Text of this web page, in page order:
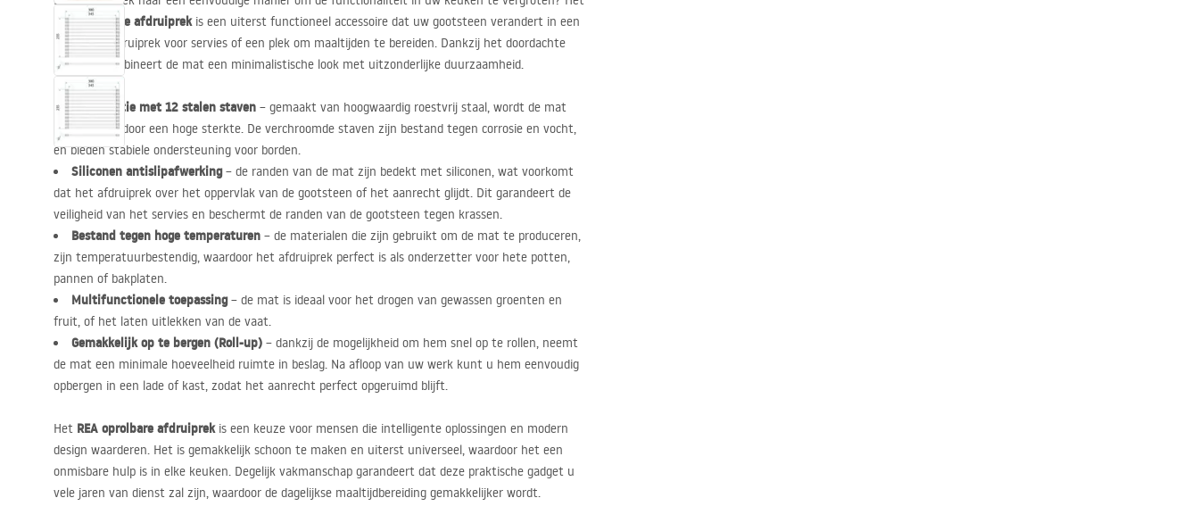
REA oprolbare afdruiprekis een uiterst functioneel accessoire dat uw gootsteen verandert in een
praktisch afdruiprek voor servies of een plek om maaltijden te bereiden. Dankzij het doordachte
ontwerp combineert de mat een minimalistische look met uitzonderlijke duurzaamheid.
Constructie met 12 stalen staven – gemaakt van hoogwaardig roestvrij staal, wordt de mat
gekenmerkt door een hoge sterkte. De verchroomde staven zijn bestand tegen corrosie en vocht,
en bieden stabiele ondersteuning voor borden.
Siliconen antislipafwerking– de randen van de mat zijn bedekt met siliconen, wat voorkomt
dat het afdruiprek over het oppervlak van de gootsteen of het aanrecht glijdt. Dit garandeert de
veiligheid van het servies en beschermt de randen van de gootsteen tegen krassen.
Bestand tegen hoge temperaturen – de materialen die zijn gebruikt om de mat te produceren,
zijn temperatuurbestendig, waardoor het afdruiprek perfect is als onderzetter voor hete potten,
pannen of bakplaten.
Multifunctionele toepassing– de mat is ideaal voor het drogen van gewassen groenten en
fruit, of het laten uitlekken van de vaat.
Gemakkelijk op te bergen (Roll-up) – dankzij de mogelijkheid om hem snel op te rollen, neemt
de mat een minimale hoeveelheid ruimte in beslag. Na afloop van uw werk kunt u hem eenvoudig
opbergen in een lade of kast, zodat het aanrecht perfect opgeruimd blijft.
Het REA oprolbare afdruiprekis een keuze voor mensen die intelligente oplossingen en modern
design waarderen. Het is gemakkelijk schoon te maken en uiterst universeel, waardoor het een
onmisbare hulp is in elke keuken. Degelijk vakmanschap garandeert dat deze praktische gadget u
vele jaren van dienst zal zijn, waardoor de dagelijkse maaltijdbereiding gemakkelijker wordt.